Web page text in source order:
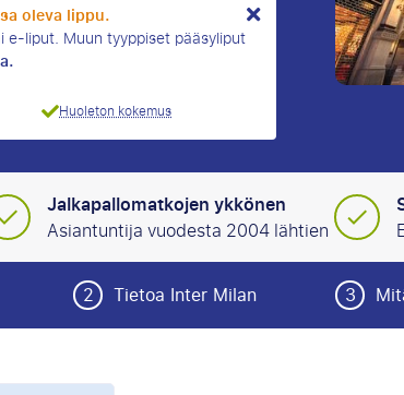
oleva lippu.
liput. Muun tyyppiset pääsyliput
Huoleton kokemus
Jalkapallomatkojen ykkönen
Asiantuntija vuodesta 2004 lähtien
2 Tietoa Inter Milan 3